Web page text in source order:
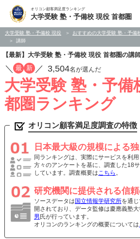
オリコン顧客満足度ランキング
大学受験 塾・予備校 現役 首都圏
大学受験 塾・予備校 現役
おすすめの大学受験 塾・予備
講師
【最新】大学受験 塾・予備校 現役 首都圏の講
／ 最 新 ／ 3,504名が選んだ
大学受験 塾・予備
都圏ランキング
オリコン顧客満足度調査の特徴
日本最大級の規模による
同ランキングは、実際にサービスを利
方々のアンケートを基に、調査した18
しています。調査概要はこちら 。
研究機関に提供される信
ソースデータは 国立情報学研究所を通
開されており、データ監修は慶應義塾大
男 氏が行っています。
オリコンのランキングの概要については